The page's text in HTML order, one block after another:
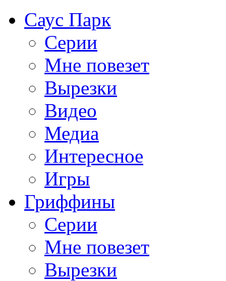
Саус Парк
Серии
Мне повезет
Вырезки
Видео
Медиа
Интересное
Игры
Гриффины
Серии
Мне повезет
Вырезки